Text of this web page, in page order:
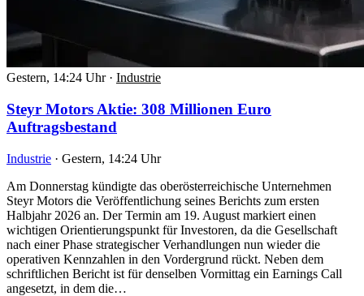
Gestern, 14:24 Uhr · Industrie
Steyr Motors Aktie: 308 Millionen Euro
Auftragsbestand
Industrie · Gestern, 14:24 Uhr
Am Donnerstag kündigte das oberösterreichische Unternehmen
Steyr Motors die Veröffentlichung seines Berichts zum ersten
Halbjahr 2026 an. Der Termin am 19. August markiert einen
wichtigen Orientierungspunkt für Investoren, da die Gesellschaft
nach einer Phase strategischer Verhandlungen nun wieder die
operativen Kennzahlen in den Vordergrund rückt. Neben dem
schriftlichen Bericht ist für denselben Vormittag ein Earnings Call
angesetzt, in dem die…